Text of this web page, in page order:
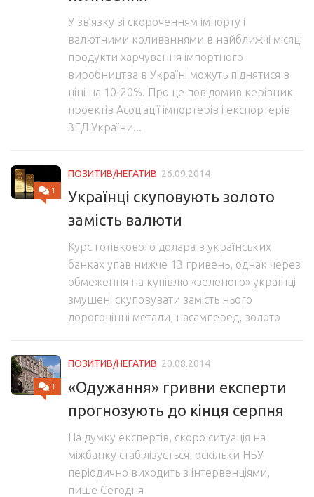
У зв’язку зі скороченням імпорту і
валютними коливаннями в найближчі місяці
продукти харчування імпортного
виробництва в Україні можуть піднятися в
ціні на 10-20%. Про це повідомив керівник
проектів Асоціації імпортерів і експортерів
ЗЕД України...
1
ПОЗИТИВ/НЕГАТИВ 26.09.2014
Українці скуповують золото
замість валюти
Курс готівкового долара в українських
банках упав нижче 13 гривень, однак через
обмеження на купівлю «зеленого» українці
змушені скуповувати замість нього
дорогоцінні метали, насамперед, золото
1
ПОЗИТИВ/НЕГАТИВ 20.08.2014
«Одужання» гривни експерти
прогнозують до кінця серпня
На думку експертів, скоро ситуація на
міжбанку стабілізується, оскільки НБУ
періодично виходить з інтервенціями,
пише Сегодня